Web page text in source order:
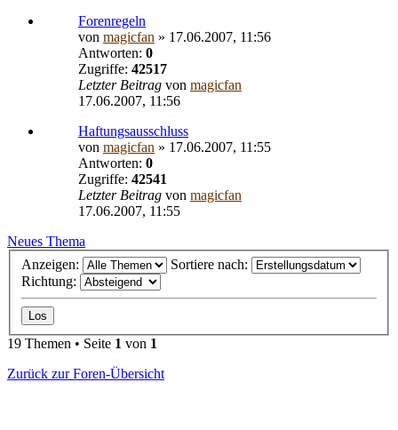
Forenregeln
von magicfan » 17.06.2007, 11:56
Antworten: 0
Zugriffe: 42517
Letzter Beitrag von magicfan
17.06.2007, 11:56
Haftungsausschluss
von magicfan » 17.06.2007, 11:55
Antworten: 0
Zugriffe: 42541
Letzter Beitrag von magicfan
17.06.2007, 11:55
Neues Thema
Anzeigen:
Sortiere nach:
Richtung:
19 Themen • Seite 1 von 1
Zurück zur Foren-Übersicht